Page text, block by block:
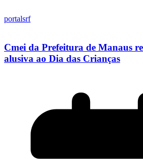
portalsrf
Cmei da Prefeitura de Manaus
alusiva ao Dia das Crianças